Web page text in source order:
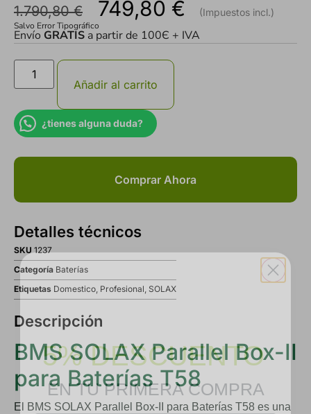
1.790,80€ 749,80 €
Salvo Error Tipográfico
Envío GRATIS a partir de 100Є + IVA
Añadir al carrito
¿tienes alguna duda?
Comprar Ahora
Detalles técnicos
SKU1237
Categoría Baterías
Etiquetas Domestico, Profesional, SOLAX
Descripción
BMS SOLAX Parallel Box-II
para Baterías T58
El BMS SOLAX Parallel Box-II para Baterías T58 es una
5% DESCUENTO
EN TU PRIMERA COMPRA
NOMBRE